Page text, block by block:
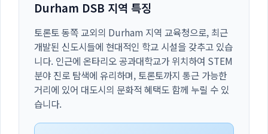
Durham DSB 지역 특징
토론토 동쪽 교외의 Durham 지역 교육청으로, 최근
개발된 신도시들에 현대적인 학교 시설을 갖추고 있습
니다. 인근에 온타리오 공과대학교가 위치하여 STEM
분야 진로 탐색에 유리하며, 토론토까지 통근 가능한
거리에 있어 대도시의 문화적 혜택도 함께 누릴 수 있
습니다.